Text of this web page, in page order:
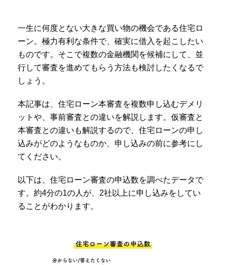
一生に何度とない大きな買い物の機会である住宅ロ
ーン。極力有利な条件で、確実に借入を起こしたい
ものです。そこで複数の金融機関を候補にして、並
行して審査を進めてもらう方法も検討したくなるで
しょう。
本記事は、住宅ローン本審査を複数申し込むデメリ
ットや、事前審査との違いを解説します。仮審査と
本審査との違いも解説するので、住宅ローンの申し
込みがどのようなものか、申し込みの前に参考にし
てください。
以下は、住宅ローン審査の申込数を調べたデータで
す。約4分の1の人が、2社以上に申し込みをしてい
ることがわかります。